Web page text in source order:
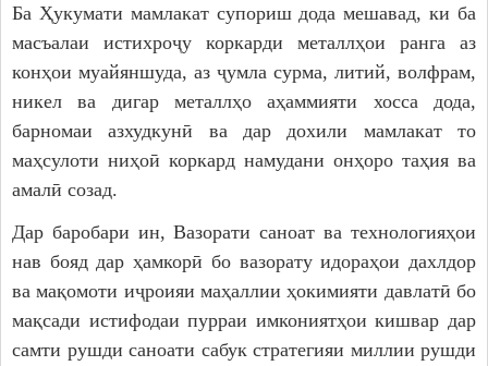
Ба Ҳукумати мамлакат супориш дода мешавад, ки ба
масъалаи истихроҷу коркарди металлҳои ранга аз
конҳои муайяншуда, аз ҷумла сурма, литий, волфрам,
никел ва дигар металлҳо аҳаммияти хосса дода,
барномаи азхудкунӣ ва дар дохили мамлакат то
маҳсулоти ниҳоӣ коркард намудани онҳоро таҳия ва
амалӣ созад.
Дар баробари ин, Вазорати саноат ва технологияҳои
нав бояд дар ҳамкорӣ бо вазорату идораҳои дахлдор
ва мақомоти иҷроияи маҳаллии ҳокимияти давлатӣ бо
мақсади истифодаи пурраи имкониятҳои кишвар дар
самти рушди саноати сабук стратегияи миллии рушди